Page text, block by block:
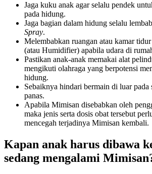
Jaga kuku anak agar selalu pendek
pada hidung.
Jaga bagian dalam hidung selalu
Spray.
Melembabkan ruangan atau kamar
(atau Humidifier) apabila udara di
Pastikan anak-anak memakai alat
mengikuti olahraga yang berpotensi
hidung.
Sebaiknya hindari bermain di luar pada
panas.
Apabila Mimisan disebabkan oleh
maka jenis serta dosis obat tersebut
mencegah terjadinya Mimisan kembali.
Kapan anak harus dibawa
sedang mengalami